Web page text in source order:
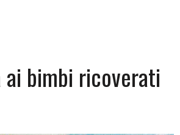
ai bimbi ricoverati